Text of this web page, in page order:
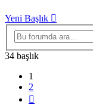
Yeni Başlık
34 başlık
1
2